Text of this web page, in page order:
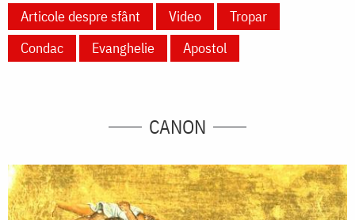
Articole despre sfânt
Video
Tropar
Condac
Evanghelie Apostol
CANON